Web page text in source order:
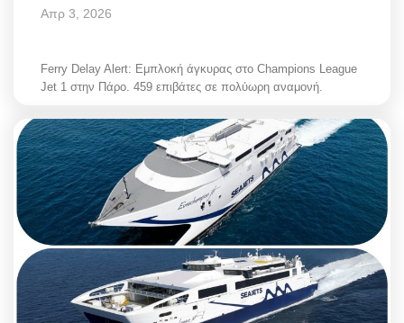
Απρ 3, 2026
Ferry Delay Alert: Εμπλοκή άγκυρας στο Champions League
Jet 1 στην Πάρο. 459 επιβάτες σε πολύωρη αναμονή.